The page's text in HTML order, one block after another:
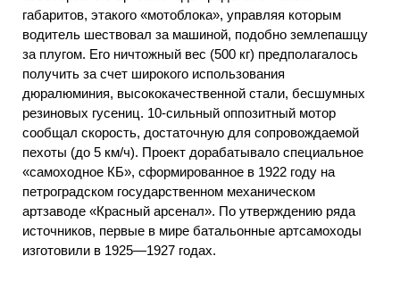
габаритов, этакого «мотоблока», управляя которым
водитель шествовал за машиной, подобно землепашцу
за плугом. Его ничтожный вес (500 кг) предполагалось
получить за счет широкого использования
дюралюминия, высококачественной стали, бесшумных
резиновых гусениц. 10-сильный оппозитный мотор
сообщал скорость, достаточную для сопровождаемой
пехоты (до 5 км/ч). Проект дорабатывало специальное
«самоходное КБ», сформированное в 1922 году на
петроградском государственном механическом
артзаводе «Красный арсенал». По утверждению ряда
источников, первые в мире батальонные артсамоходы
изготовили в 1925—1927 годах.